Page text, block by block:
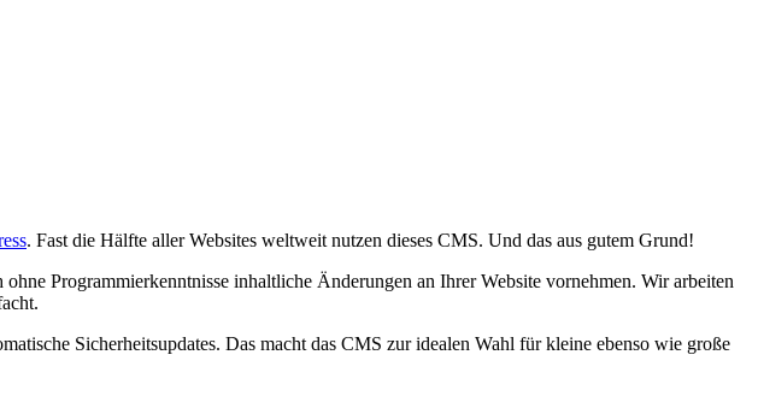
. Fast die Hälfte aller Websites weltweit nutzen dieses CMS. Und das aus gutem Grund!
Programmierkenntnisse inhaltliche Änderungen an Ihrer Website vornehmen. Wir arbeiten
Sicherheitsupdates. Das macht das CMS zur idealen Wahl für kleine ebenso wie große